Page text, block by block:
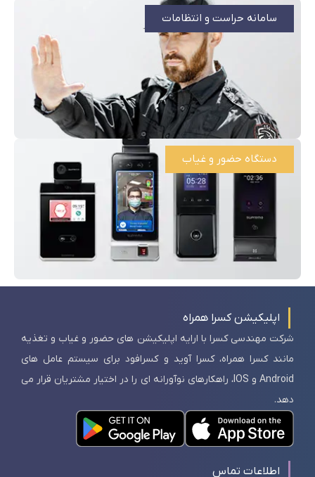
سامانه حراست و انتظامات
دستگاه حضور و غیاب
اپلیکیشن کسرا همراه
شرکت مهندسی کسرا با ارایه اپلیکیشن های حضور و غیاب و تغذیه
مانند کسرا همراه، کسرا آوید و کسرافود برای سیستم عامل های
Android و IOS، راهکارهای نوآورانه ای را در اختیار مشتریان قرار می
دهد.
اطلاعات تماس